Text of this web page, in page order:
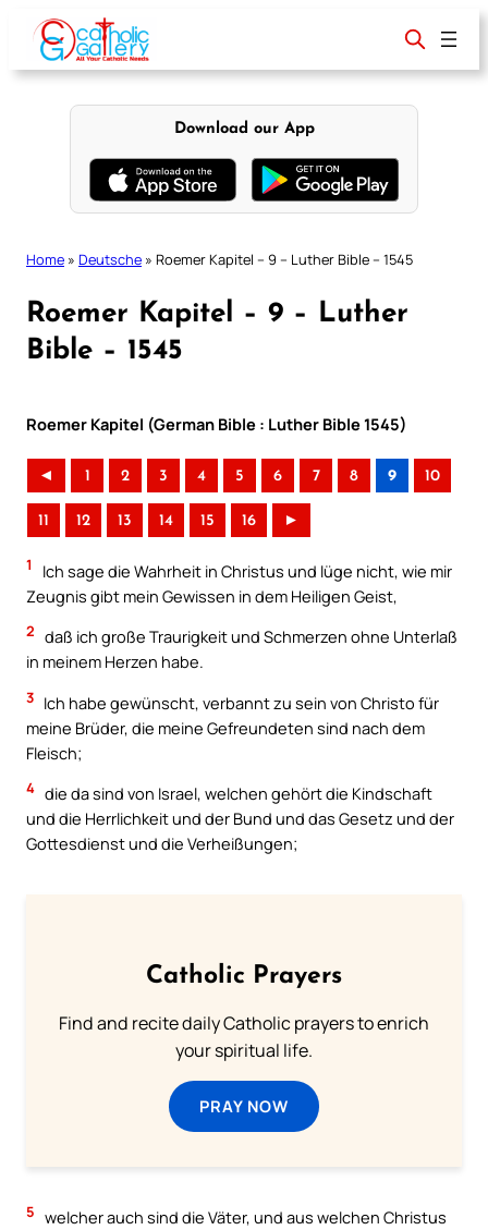
content
Download our App
Home » Deutsche » Roemer Kapitel – 9 – Luther Bible – 1545
Roemer Kapitel – 9 – Luther
Bible – 1545
Roemer Kapitel (German Bible : Luther Bible 1545)
◄ 1 2 3 4 5 6 7 8 9 10
11 12 13 14 15 16 ►
1
Ich sage die Wahrheit in Christus und lüge nicht, wie mir
Zeugnis gibt mein Gewissen in dem Heiligen Geist,
2 daß ich große Traurigkeit und Schmerzen ohne Unterlaß
in meinem Herzen habe.
3 Ich habe gewünscht, verbannt zu sein von Christo für
meine Brüder, die meine Gefreundeten sind nach dem
Fleisch;
4 die da sind von Israel, welchen gehört die Kindschaft
und die Herrlichkeit und der Bund und das Gesetz und der
Gottesdienst und die Verheißungen;
Catholic Prayers
Find and recite daily Catholic prayers to enrich
your spiritual life.
PRAY NOW
5 welcher auch sind die Väter, und aus welchen Christus